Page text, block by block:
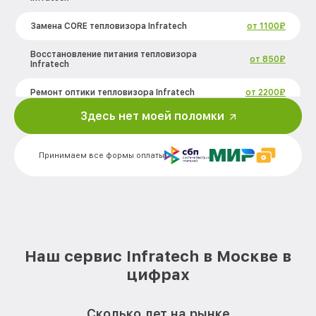
Замена CORE тепловизора Infratech от 1100₽
Восстановление питания тепловизора
Infratech
от 850₽
Ремонт оптики тепловизора Infratech от 2200₽
Ремонт датчика синхроимпульсов
Калибровка и настройка тепловизора
от 900₽
тепловизора Infratech
Замена ключей управления тепловизора
Принимаем все формы оплаты
Здесь нет моей поломки
Наш сервис Infratech в Москве в
цифрах